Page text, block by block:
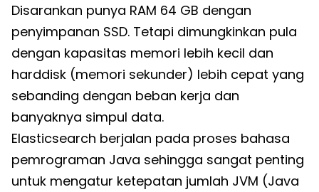
Disarankan punya RAM 64 GB dengan
penyimpanan SSD. Tetapi dimungkinkan pula
dengan kapasitas memori lebih kecil dan
harddisk (memori sekunder) lebih cepat yang
sebanding dengan beban kerja dan
banyaknya simpul data.
Elasticsearch berjalan pada proses bahasa
pemrograman Java sehingga sangat penting
untuk mengatur ketepatan jumlah JVM (Java